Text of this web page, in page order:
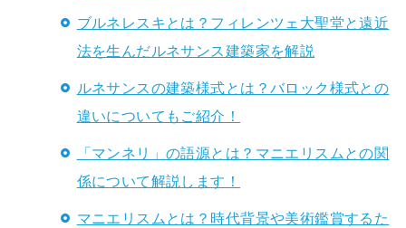
ブルネレスキとは？フィレンツェ大聖堂と遠近
法を生んだルネサンス建築家を解説
ルネサンスの建築様式とは？バロック様式との
違いについてもご紹介！
「マンネリ」の語源とは？マニエリスムとの関
係について解説します！
マニエリスムとは？時代背景や美術鑑賞するた